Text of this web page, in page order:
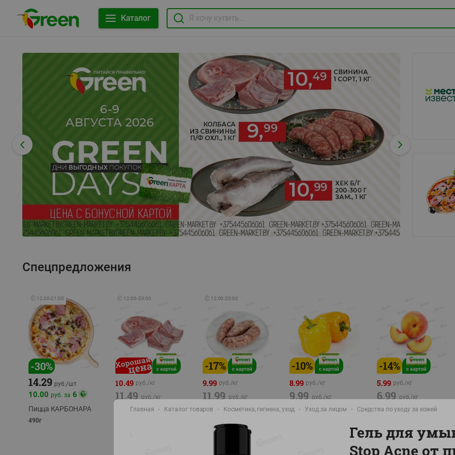
Каталог
Спецпредложения
🕘 12:00-21:00
-30%
14.29 руб./шт
10.00 руб. за 6
Пицца КАРБОНАРА
490г
🕘 12:00-20:00
10.49 руб./кг
11.49 руб./кг
Свинина 1 с.
🕘 12:00-20:00
-17%
9.99 руб./кг
11.99 руб./кг
Колбаса Свиная
охлажд
-10%
8.99 руб./кг
9.99 руб./кг
Перец желтый
-14%
5.99 руб./кг
6.99 руб./кг
Персик свежий вес
Главная Каталог товаров Косметика, гигиена, уход Уход за лицом Средства по уходу за кожей
Гель для
Stop Acne от